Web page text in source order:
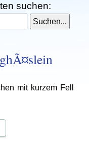
suchen:
mit kurzem Fell